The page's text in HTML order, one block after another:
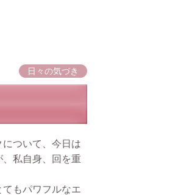
日々の気づき
ついて、今日は
私自身、回を重
もパワフルなエ